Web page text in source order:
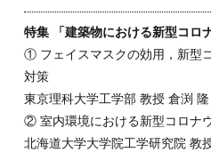
特集 「建築物における新型コロ
① フェイスマスクの効用，新型
対策
東京理科大学工学部 教授 倉渕 隆
② 室内環境における新型コロナ
北海道大学大学院工学研究院 教